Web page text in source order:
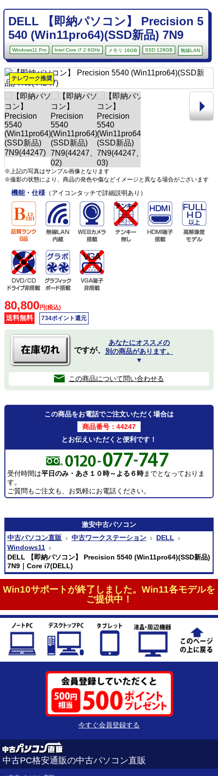
DELL 【即納パソコン】 Precision 5
540 (Win11pro64)(SSD新品) 7N9
Windows11 Pro Intel Core i7 2.6GHz メモリ 16GB SSD 128GB 無線LAN
テレワーク推奨
※上記の写真はサンプル画像となります
※撮影の状態により、商品の発色や傷などイメージと異なる場合がございます
機能・仕様（アイコンタッチで詳細説明あり）
80,800円(税込)
送料無料 734ポイント還元
ですが、
あなたにオススメの
別の商品があります。
▼
この商品について問い合わせる
この商品をお電話でご注文いただく場合は
商品番号：44247
とお伝えいただくと便利です！
受付時間は平日のみ・あさ１０時～よる６時までとなっておりま
す。
ご質問もご注文も、お気軽にお電話ください。
激安中古パソコン
中古パソコン直販
中古ワークステーション
DELL
Windows11
DELL 【即納パソコン】 Precision 5540 (Win11pro64)(SSD新品)
7N9｜Core i7(DELL)
Win10サポートが終了しました。Win11各モデルを
ご提供中！
今すぐ会員登録する
中古PC格安通販の中古パソコン直販